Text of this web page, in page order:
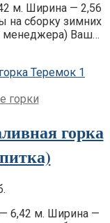
м. Ширина — 2,56
на сборку зимних
менеджера) Ваш…
горки
горка
6,42 м. Ширина —